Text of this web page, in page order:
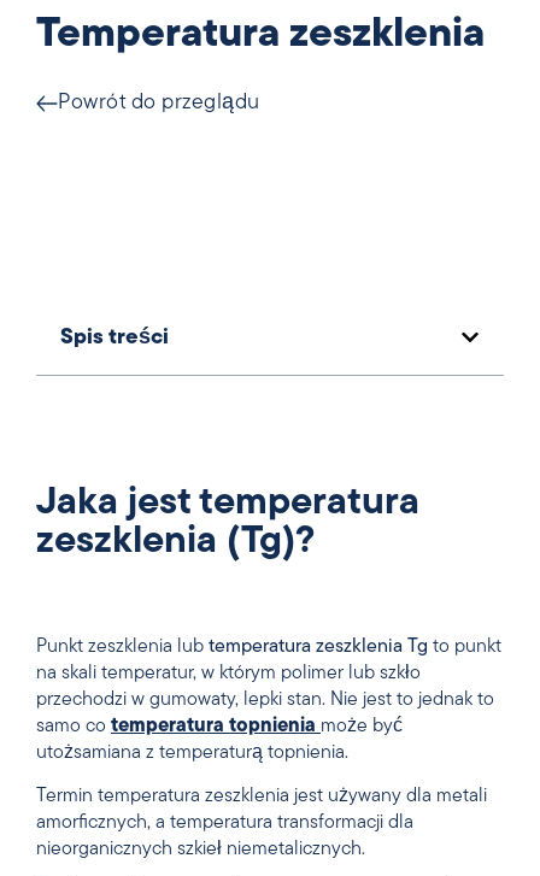
Temperatura zeszklenia
Powrót do przeglądu
Spis treści
Jaka jest temperatura
zeszklenia (Tg)?
Punkt zeszklenia lub temperatura zeszklenia Tg to punkt
na skali temperatur, w którym polimer lub szkło
przechodzi w gumowaty, lepki stan. Nie jest to jednak to
samo co temperatura topnienia może być
utożsamiana z temperaturą topnienia.
Termin temperatura zeszklenia jest używany dla metali
amorficznych, a temperatura transformacji dla
nieorganicznych szkieł niemetalicznych.